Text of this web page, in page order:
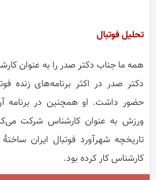
تحلیل فوتبال
همه ما جناب دکتر صدر را به عنوان
دکتر صدر در اکثر برنامه‌های زنده
حضور داشت. او همچنین در
ورزش به عنوان کارشناس شرکت
تاریخچه شهرآورد فوتبال ایران
کارشناس کار کرده‌ بود.